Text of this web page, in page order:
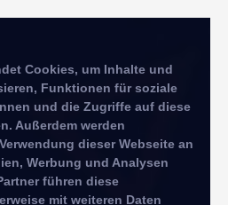
Cookies, um Inhalte und
Funktionen für soziale
und die Zugriffe auf diese
Außerdem werden
dieser Webseite an
Werbung und Analysen
führen diese
mit weiteren Daten